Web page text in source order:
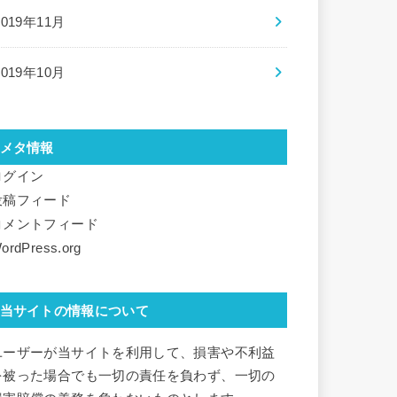
年11月
年10月
メタ情報
グイン
稿フィード
メントフィード
当サイトの情報について
ーザーが当サイトを利用して、損害や不利益
被った場合でも一切の責任を負わず、一切の